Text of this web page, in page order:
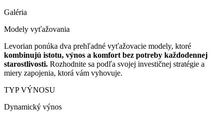
Galéria
Modely vyťažovania
Levorian ponúka dva prehľadné vyťažovacie modely, ktoré
kombinujú istotu, výnos a komfort bez potreby každodennej
starostlivosti. Rozhodnite sa podľa svojej investičnej stratégie a
miery zapojenia, ktorá vám vyhovuje.
TYP VÝNOSU
Dynamický výnos